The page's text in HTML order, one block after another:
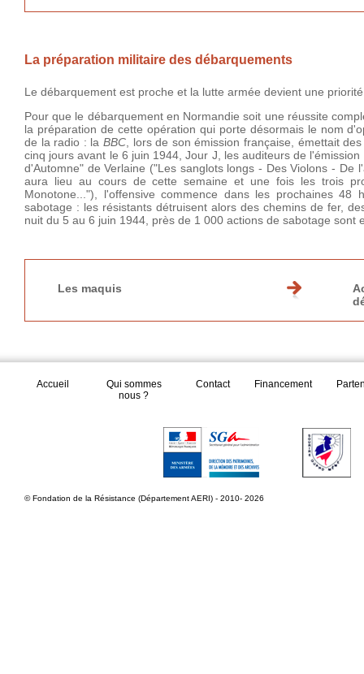
La préparation militaire des débarquements
Le débarquement est proche et la lutte armée devient une
Pour que le débarquement en Normandie soit une réussite
la préparation de cette opération qui porte désormais le nom
de la radio : laBBC , lors de son émission française, émettait
cinq jours avant le 6 juin 1944, Jour J, les auditeurs de
d'Automne" de Verlaine ("Les sanglots longs - Des Violons -
aura lieu au cours de cette semaine et une fois les trois
Monotone..."), l'offensive commence dans les prochaines
sabotage : les résistants détruisent alors des chemins de fer,
nuit du 5 au 6 juin 1944, près de 1 000 actions de sabotage sont
Les maquis
Accueil
Qui sommes
nous ?
Contact Financement
© Fondation de la Résistance (Département AERI) - 2010- 2026